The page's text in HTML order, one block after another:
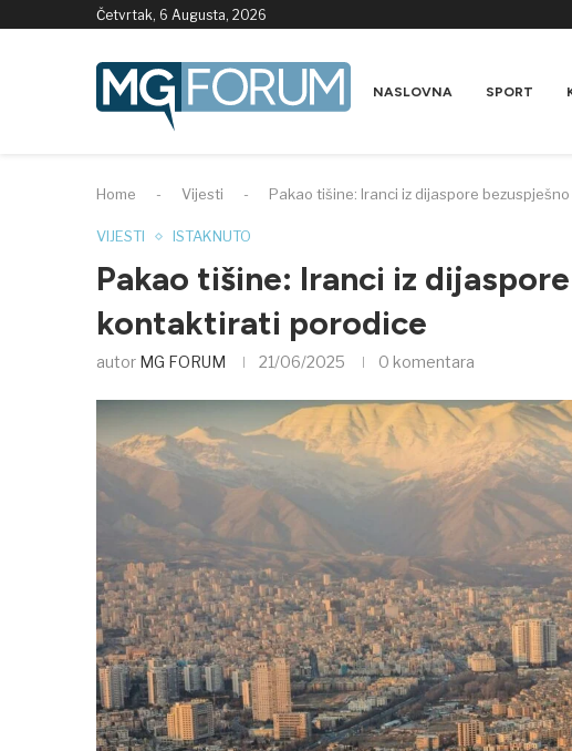
Četvrtak, 6 Augusta, 2026
NASLOVNA SPORT
Home - Vijesti - Pakao tišine: Iranci iz dijaspore
VIJESTI ISTAKNUTO
Pakao tišine: Iranci iz
kontaktirati porodice
autor MG FORUM 21/06/2025 0 komentara